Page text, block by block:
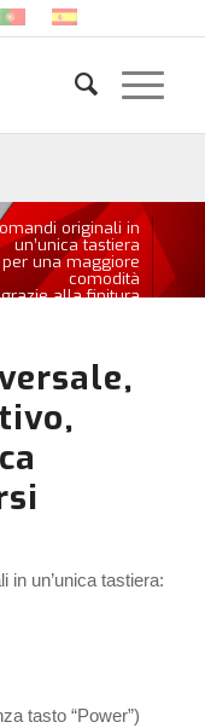
originali in
un’unica tastiera
per una maggiore
comodità
grazie alla finitura
in un’unica tastiera:
tasto “Power”)